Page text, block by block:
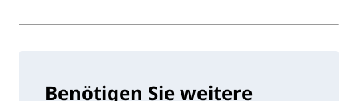
Benötigen Sie weitere